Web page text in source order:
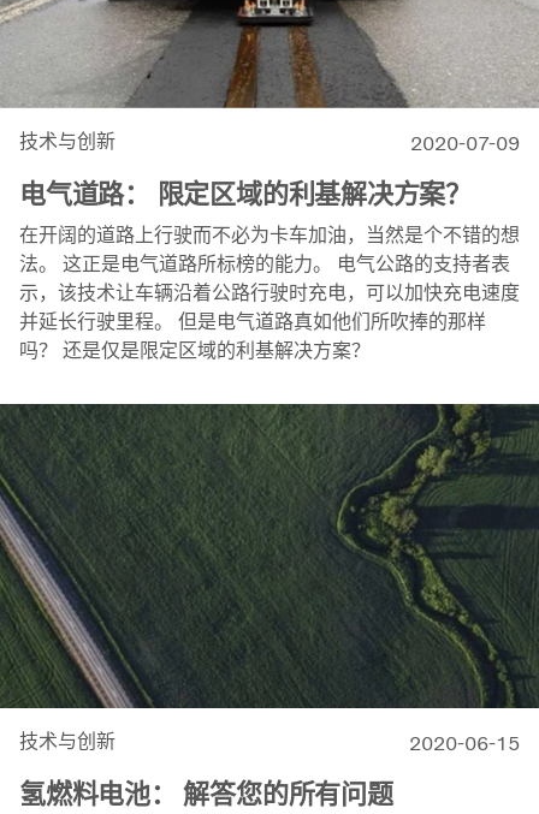
技术与创新 2020-07-09
电气道路： 限定区域的利基解决方案？
在开阔的道路上行驶而不必为卡车加油，当然是个不错的想
法。 这正是电气道路所标榜的能力。 电气公路的支持者表
示，该技术让车辆沿着公路行驶时充电，可以加快充电速度
并延长行驶里程。 但是电气道路真如他们所吹捧的那样
吗？ 还是仅是限定区域的利基解决方案？
技术与创新 2020-06-15
氢燃料电池： 解答您的所有问题